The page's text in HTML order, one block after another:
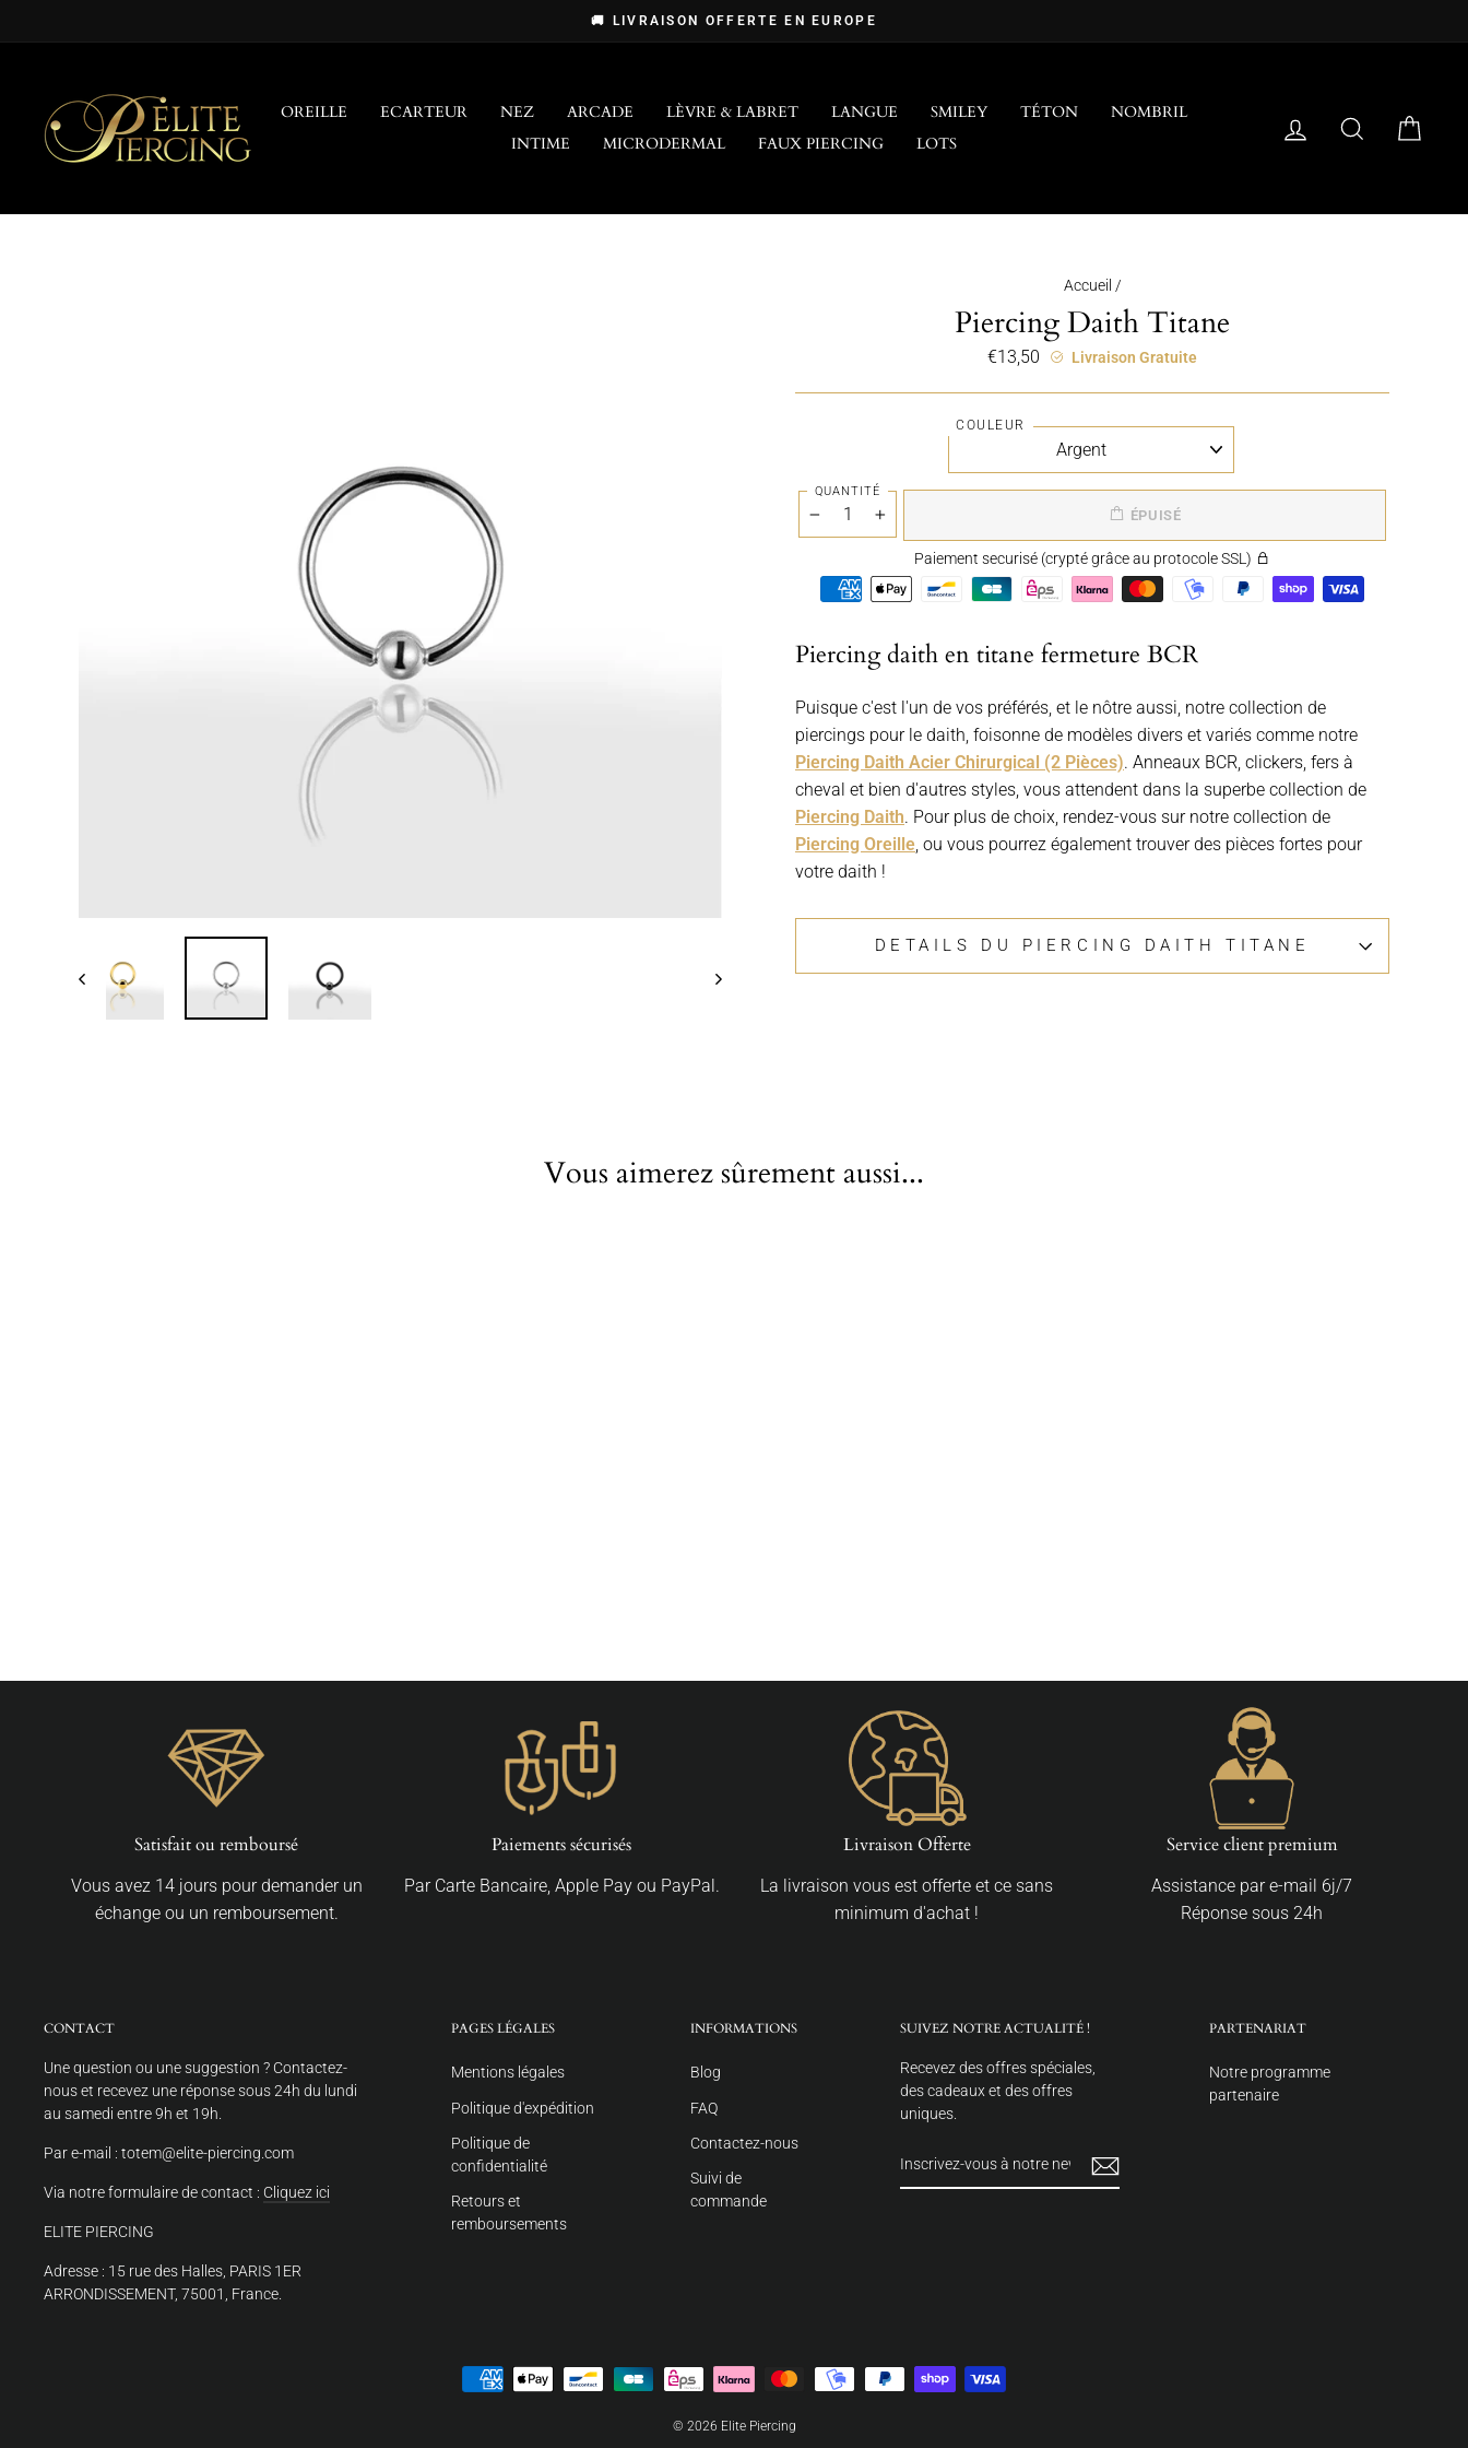
au
🚚 LIVRAISON OFFERTE EN EUROPE
OREILLE ECARTEUR NEZ ARCADE LÈVRE & LABRET LANGUE SMILEY TÉTON
NOMBRIL
INTIME
MICRODERMAL FAUX PIERCING LOTS
SE CONNECTER
Accueil /
Piercing Daith Titane
€13,50 PrixLivraison Gratuite
COULEUR
QUANTITÉ
ÉPUISÉ
Paiement securisé (crypté grâce au protocole SSL)
Piercing daith en titane fermeture BCR
Puisque c'est l'un de vos préférés, et le nôtre aussi, notre collection de
piercings pour le daith, foisonne de modèles divers et variés comme notre
Piercing Daith Acier Chirurgical (2 Pièces). Anneaux BCR, clickers, fers à
cheval et bien d'autres styles, vous attendent dans la superbe collection de
Piercing Daith. Pour plus de choix, rendez-vous sur notre collection de
Piercing Oreille, ou vous pourrez également trouver des pièces fortes pour
votre daith !
DETAILS DU PIERCING DAITH TITANE
Vous aimerez sûrement aussi...
Satisfait ou remboursé
Vous avez 14 jours pour demander un
échange ou un remboursement.
Paiements sécurisés
Par Carte Bancaire, Apple Pay ou PayPal.
Livraison Offerte
La livraison vous est offerte et ce sans
minimum d'achat !
Service client premium
Assistance par e-mail 6j/7
Réponse sous 24h
CONTACT
Une question ou une suggestion ? Contactez-
nous et recevez une réponse sous 24h du lundi
au samedi entre 9h et 19h.
Par e-mail : totem@elite-piercing.com
Via notre formulaire de contact : Cliquez ici
ELITE PIERCING
Adresse : 15 rue des Halles, PARIS 1ER
ARRONDISSEMENT, 75001, France.
PAGES LÉGALES
Mentions légales
Politique d'expédition
Politique de
confidentialité
Retours et
remboursements
INFORMATIONS
Blog
FAQ
Contactez-nous
Suivi de
commande
SUIVEZ NOTRE ACTUALITÉ !
Recevez des offres spéciales,
des cadeaux et des offres
uniques.
PARTENARIAT
Notre programme
partenaire
© 2026 Elite Piercing